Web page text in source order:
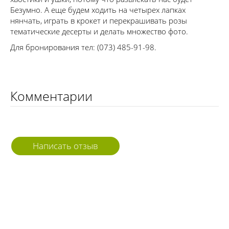
Безумно. А еще будем ходить на четырех лапках
нянчать, играть в крокет и перекрашивать розы
тематические десерты и делать множество фото.
Для бронирования тел: (073) 485-91-98.
Комментарии
Написать отзыв